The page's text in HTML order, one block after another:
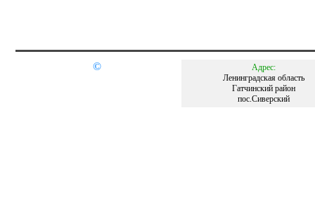
©
Адрес:
Ленинградская область
Гатчинский район
пос.Сиверский